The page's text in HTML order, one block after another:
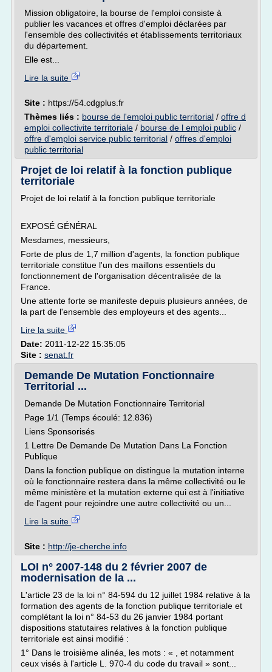
Mission obligatoire, la bourse de l'emploi consiste à
publier les vacances et offres d'emploi déclarées par
l'ensemble des collectivités et établissements territoriaux
du département.
Elle est...
Lire la suite
Site : https://54.cdgplus.fr
Thèmes liés : bourse de l'emploi public territorial / offre d
emploi collectivite territoriale / bourse de l emploi public /
offre d'emploi service public territorial / offres d'emploi
public territorial
Projet de loi relatif à la fonction publique
territoriale
Projet de loi relatif à la fonction publique territoriale
EXPOSÉ GÉNÉRAL
Mesdames, messieurs,
Forte de plus de 1,7 million d'agents, la fonction publique
territoriale constitue l'un des maillons essentiels du
fonctionnement de l'organisation décentralisée de la
France.
Une attente forte se manifeste depuis plusieurs années, de
la part de l'ensemble des employeurs et des agents...
Lire la suite
Date: 2011-12-22 15:35:05
Site : senat.fr
Demande De Mutation Fonctionnaire
Territorial ...
Demande De Mutation Fonctionnaire Territorial
Page 1/1 (Temps écoulé: 12.836)
Liens Sponsorisés
1 Lettre De Demande De Mutation Dans La Fonction
Publique
Dans la fonction publique on distingue la mutation interne
où le fonctionnaire restera dans la même collectivité ou le
même ministère et la mutation externe qui est à l'initiative
de l'agent pour rejoindre une autre collectivité ou un...
Lire la suite
Site : http://je-cherche.info
LOI n° 2007-148 du 2 février 2007 de
modernisation de la ...
L'article 23 de la loi n° 84-594 du 12 juillet 1984 relative à la
formation des agents de la fonction publique territoriale et
complétant la loi n° 84-53 du 26 janvier 1984 portant
dispositions statutaires relatives à la fonction publique
territoriale est ainsi modifié :
1° Dans le troisième alinéa, les mots : « , et notamment
ceux visés à l'article L. 970-4 du code du travail » sont...